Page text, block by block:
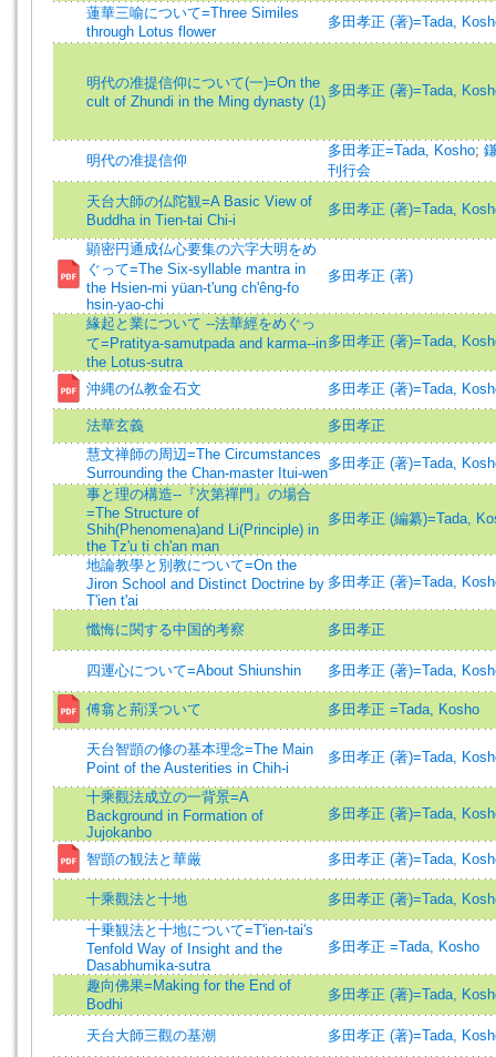
蓮華三喻について=Three Similes
through Lotus flower
多田孝正 (著)=Tada,
明代の准提信仰について(一)=On the
cult of Zhundi in the Ming dynasty (1)
多田孝正 (著)=Tada,
明代の准提信仰
多田孝正=Tada, Kosho;
刊行会
天台大師の仏陀観=A Basic View of
Buddha in Tien-tai Chi-i
多田孝正 (著)=Tada,
顕密円通成仏心要集の六字大明をめ
ぐって=The Six-syllable mantra in
the Hsien-mi yüan-t'ung ch'êng-fo
hsin-yao-chi
多田孝正 (著)
緣起と業について --法華經をめぐっ
て=Pratitya-samutpada and karma--in
the Lotus-sutra
多田孝正 (著)=Tada,
沖縄の仏教金石文 多田孝正 (著)=Tada,
法華玄義
多田孝正
慧文禅師の周辺=The Circumstances
Surrounding the Chan-master Itui-wen
多田孝正 (著)=Tada,
事と理の構造--『次第禪門』の場合
=The Structure of
Shih(Phenomena)and Li(Principle) in
the Tz'u ti ch'an man
多田孝正 (編纂)=Tada,
地論教學と別教について=On the
Jiron School and Distinct Doctrine by
T'ien t'ai
多田孝正 (著)=Tada,
懺悔に関する中国的考察 多田孝正
四運心について=About Shiunshin 多田孝正 (著)=Tada,
傅翕と荊渓ついて 多田孝正 =Tada, Kosho
天台智顗の修の基本理念=The Main
Point of the Austerities in Chih-i
多田孝正 (著)=Tada,
十乘觀法成立の一背景=A
Background in Formation of
Jujokanbo
多田孝正 (著)=Tada,
智顗の観法と華厳 多田孝正 (著)=Tada,
十乘觀法と十地
多田孝正 (著)=Tada,
十乗観法と十地について=T'ien-tai's
Tenfold Way of Insight and the
Dasabhumika-sutra
多田孝正 =Tada, Kosho
趣向佛果=Making for the End of
Bodhi
多田孝正 (著)=Tada,
天台大師三觀の基潮
多田孝正 (著)=Tada,